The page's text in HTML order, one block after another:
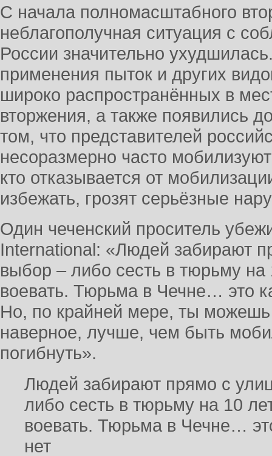
С начала полномасштабного
неблагополучная ситуация с
России значительно
применения пыток и других
широко распространённых в
вторжения, а также появились
том, что представителей
несоразмерно часто
кто отказывается от
избежать, грозят серьёзные
Один чеченский проситель
International: «Людей забирают
выбор – либо сесть в тюрьму на
воевать. Тюрьма в Чечне… это
Но, по крайней мере, ты можешь
наверное, лучше, чем быть
погибнуть».
Людей забирают прямо с
либо сесть в тюрьму на 10
воевать. Тюрьма в Чечне…
нет